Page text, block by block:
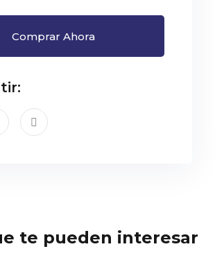
Comprar Ahora
te pueden interesar